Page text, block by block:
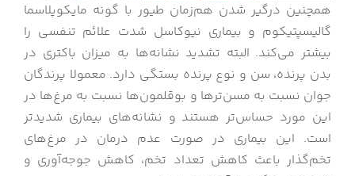
همچنین درگیر شدن هم‌زمان طیور با گونه‌ مایکوپلاسما
گالیسپتیکوم و بیماری نیوکاسل شدت علائم تنفسی را
بیشتر می‌کند. البته تشدید نشانه‌ها به میزان باکتری در
بدن پرنده، سن و نوع پرنده بستگی دارد. معمولا پرندگان
جوان نسبت به مسن‌ترها و بوقلمون‌ها نسبت به مرغ‌ها در
این مورد حساس‌تر هستند و نشانه‌های بیماری شدیدتر
است. این بیماری در صورت عدم درمان در مرغ‌های
تخم‌گذار باعث کاهش تعداد تخم، کاهش جوجه‌آوری و